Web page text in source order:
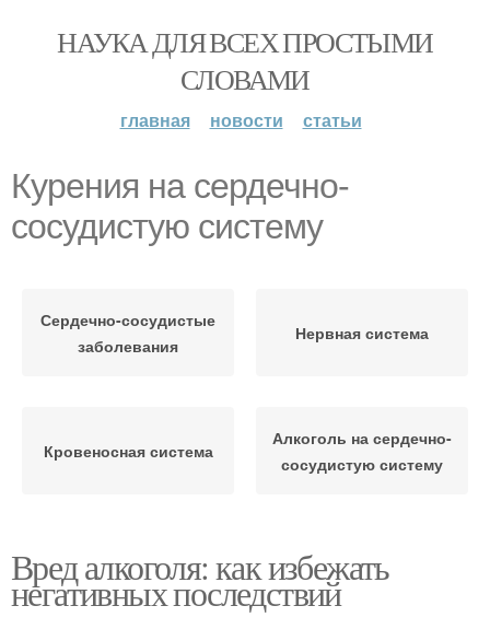
НАУКА ДЛЯ ВСЕХ ПРОСТЫМИ
СЛОВАМИ
главная новости статьи
Курения на сердечно-
сосудистую систему
Сердечно-сосудистые
заболевания
Нервная система
Кровеносная система
Алкоголь на сердечно-
сосудистую систему
Вред алкоголя: как избежать
негативных последствий